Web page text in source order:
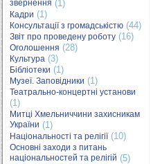
звернення (1)
Кадри (1)
Консультації з громадськістю (44)
Звіт про проведену роботу (16)
Оголошення (28)
Культура (3)
Бібліотеки (1)
Музеї. Заповідники (1)
Театрально-концертні установи
(1)
Митці Хмельниччини захисникам
України (1)
Національності та релігії(10)
Основні заходи з питань
національностей та релігій (5)